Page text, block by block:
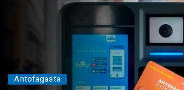
Antofagasta